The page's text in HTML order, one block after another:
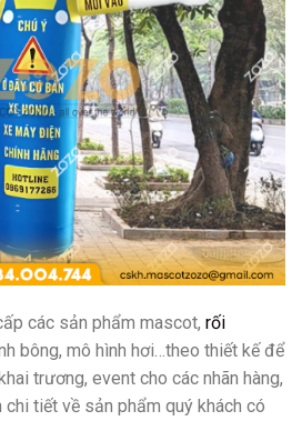
các sản phẩm mascot, rối
bông, mô hình hơi…theo thiết kế để
trương, event cho các nhãn hàng,
tiết về sản phẩm quý khách có